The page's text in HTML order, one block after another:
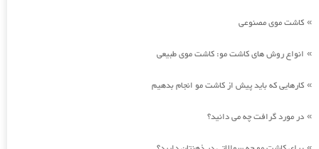
» کاشت موی مصنوعی
» انواع روش های کاشت مو: کاشت موی طبیعی
» کارهایی که باید پیش از کاشت مو انجام بدهیم
» در مورد گرافت چه می دانید؟